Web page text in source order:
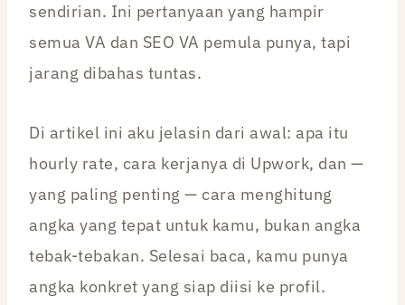
sendirian. Ini pertanyaan yang hampir
semua VA dan SEO VA pemula punya, tapi
jarang dibahas tuntas.
Di artikel ini aku jelasin dari awal: apa itu
hourly rate, cara kerjanya di Upwork, dan —
yang paling penting — cara menghitung
angka yang tepat untuk kamu, bukan angka
tebak-tebakan. Selesai baca, kamu punya
angka konkret yang siap diisi ke profil.